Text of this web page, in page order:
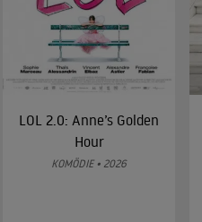
LOL 2.0: Anne’s Golden
Hour
KOMÖDIE • 2026